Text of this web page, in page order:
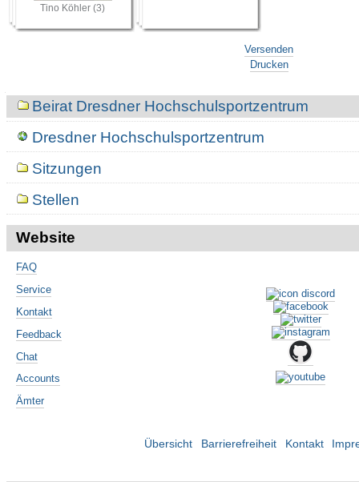
Tino Köhler (3)
Versenden
Drucken
NavigationBeirat Dresdner Hochschulsportzentrum
Dresdner Hochschulsportzentrum
Sitzungen
Stellen
Website
FAQ
Service
Kontakt
Feedback
Chat
Accounts
Ämter
Übersicht Barrierefreiheit Kontakt